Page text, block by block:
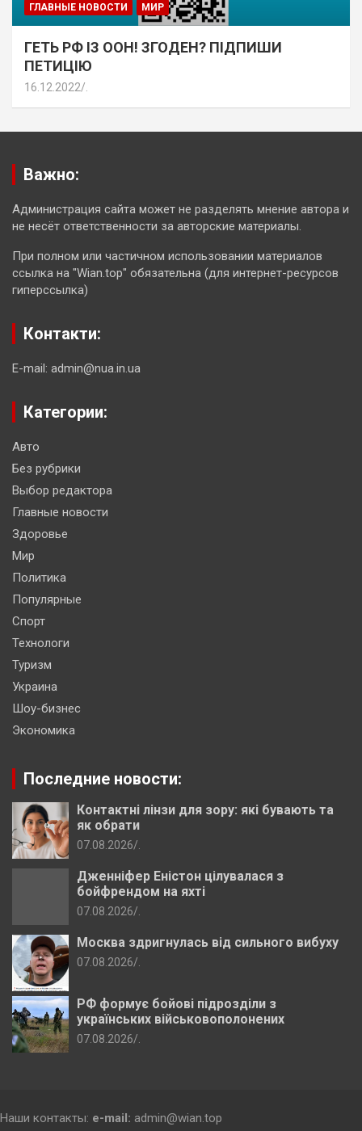
ГЛАВНЫЕ НОВОСТИ МИР
ГЕТЬ РФ ІЗ ООН! ЗГОДЕН? ПІДПИШИ
ПЕТИЦІЮ
16.12.2022
Важно:
Администрация сайта может не разделять мнение автора и
не несёт ответственности за авторские материалы.
При полном или частичном использовании материалов
ссылка на "Wian.top" обязательна (для интернет-ресурсов
гиперссылка)
Контакти:
E-mail: admin@nua.in.ua
Категории:
Авто
Без рубрики
Выбор редактора
Главные новости
Здоровье
Мир
Политика
Популярные
Спорт
Технологи
Туризм
Украина
Шоу-бизнес
Экономика
Последние новости:
Контактні лінзи для зору: які бувають та
як обрати
07.08.2026
Дженніфер Еністон цілувалася з
бойфрендом на яхті
07.08.2026
Москва здригнулась від сильного вибуху
07.08.2026
РФ формує бойові підрозділи з
українських військовополонених
07.08.2026
Наши контакты: e-mail: admin@wian.top